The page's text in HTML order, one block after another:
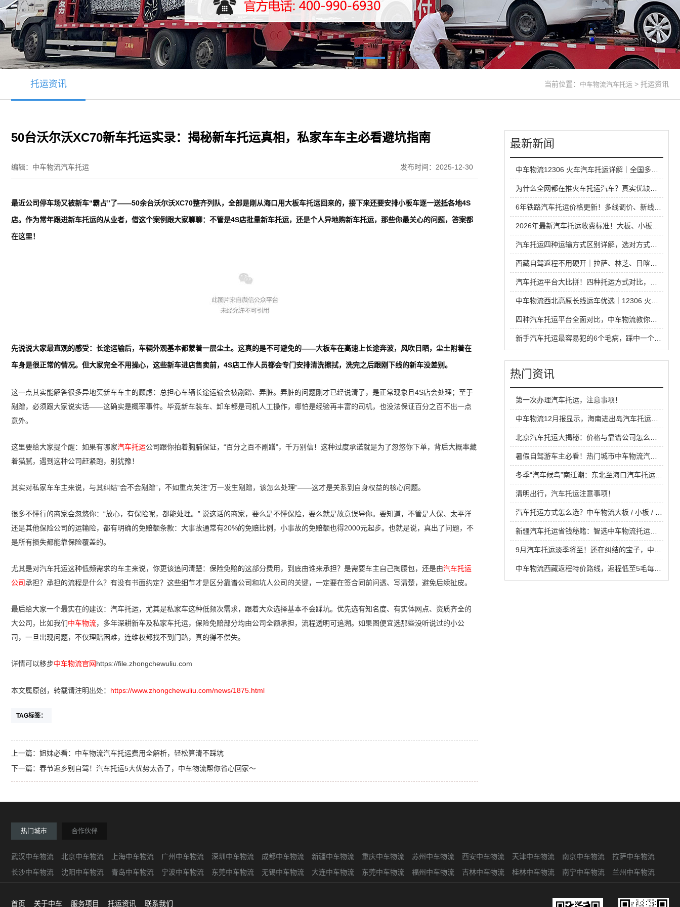
托运资讯 当前位置： 中车物流汽车托运 > 托运资讯
50台沃尔沃XC70新车托运实录：揭秘新车托运真相，私家车车主必看避坑指南
编辑：中车物流汽车托运 发布时间：2025-12-30
最近公司停车场又被新车“霸占”了——50余台沃尔沃XC70整齐列队，全部是刚从海口用大板车托运回来的，接下来还要安排小板车逐一送抵各地4S
店。作为常年跟进新车托运的从业者，借这个案例跟大家聊聊：不管是4S店批量新车托运，还是个人异地购新车托运，那些你最关心的问题，答案都
在这里！
先说说大家最直观的感受：长途运输后，车辆外观基本都蒙着一层尘土。这真的是不可避免的——大板车在高速上长途奔波，风吹日晒，尘土附着在
车身是很正常的情况。但大家完全不用操心，这些新车进店售卖前，4S店工作人员都会专门安排清洗擦拭，洗完之后跟刚下线的新车没差别。
这一点其实能解答很多异地买新车车主的顾虑：总担心车辆长途运输会被剐蹭、弄脏。弄脏的问题刚才已经说清了，是正常现象且4S店会处理；至于
剐蹭，必须跟大家说实话——这确实是概率事件。毕竟新车装车、卸车都是司机人工操作，哪怕是经验再丰富的司机，也没法保证百分之百不出一点
意外。
这里要给大家提个醒：如果有哪家汽车托运公司跟你拍着胸脯保证，“百分之百不剐蹭”，千万别信！这种过度承诺就是为了忽悠你下单，背后大概率藏
着猫腻，遇到这种公司赶紧跑，别犹豫！
其实对私家车车主来说，与其纠结“会不会剐蹭”，不如重点关注“万一发生剐蹭，该怎么处理”——这才是关系到自身权益的核心问题。
很多不懂行的商家会忽悠你：“放心，有保险呢，都能处理。” 说这话的商家，要么是不懂保险，要么就是故意误导你。要知道，不管是人保、太平洋
还是其他保险公司的运输险，都有明确的免赔额条款：大事故通常有20%的免赔比例，小事故的免赔额也得2000元起步。也就是说，真出了问题，不
是所有损失都能靠保险覆盖的。
尤其是对汽车托运这种低频需求的车主来说，你更该追问清楚：保险免赔的这部分费用，到底由谁来承担？是需要车主自己掏腰包，还是由汽车托运
公司承担？承担的流程是什么？有没有书面约定？这些细节才是区分靠谱公司和坑人公司的关键，一定要在签合同前问透、写清楚，避免后续扯皮。
最后给大家一个最实在的建议：汽车托运，尤其是私家车这种低频次需求，跟着大众选择基本不会踩坑。优先选有知名度、有实体网点、资质齐全的
大公司，比如我们中车物流，多年深耕新车及私家车托运，保险免赔部分均由公司全额承担，流程透明可追溯。如果图便宜选那些没听说过的小公
司，一旦出现问题，不仅理赔困难，连维权都找不到门路，真的得不偿失。
详情可以移步中车物流官网https://file.zhongchewuliu.com
本文属原创，转载请注明出处： https://www.zhongchewuliu.com/news/1875.html
TAG标签：
上一篇： 姐妹必看：中车物流汽车托运费用全解析，轻松算清不踩坑
下一篇： 春节返乡别自驾！汽车托运5大优势太香了，中车物流帮你省心回家～
最新新闻
热门资讯
第一次办理汽车托运，注意事项！
清明出行，汽车托运注意事项！
热门城市 合作伙伴
武汉中车物流 北京中车物流 上海中车物流 广州中车物流 深圳中车物流 成都中车物流 新疆中车物流 重庆中车物流 苏州中车物流 西安中车物流 天津中车物流 南京中车物流
拉萨中车物流
长沙中车物流
沈阳中车物流 青岛中车物流 宁波中车物流 东莞中车物流 无锡中车物流 大连中车物流 东莞中车物流 福州中车物流 吉林中车物流 桂林中车物流 南宁中车物流 兰州中车物流
首页 关于中车 服务项目 托运资讯 联系我们